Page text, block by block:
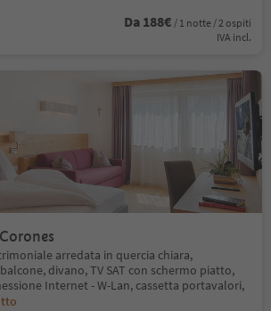
Da 188€ / 1 notte / 2 ospiti
IVA incl.
arredata in quercia chiara,
divano, TV SAT con schermo piatto,
Internet - W-Lan, cassetta portavalori,